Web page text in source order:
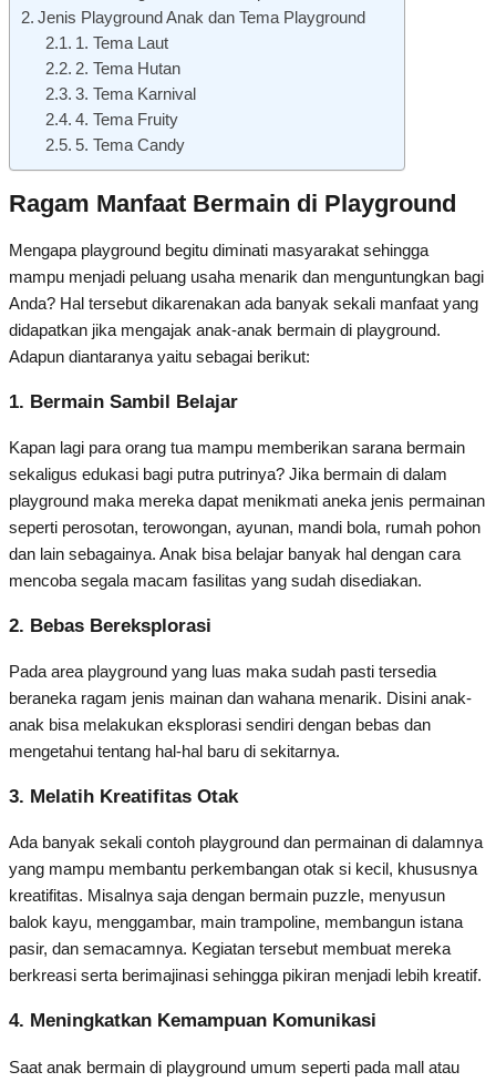
Jenis Playground Anak dan Tema Playground
1. Tema Laut
2. Tema Hutan
3. Tema Karnival
4. Tema Fruity
5. Tema Candy
Ragam Manfaat Bermain di Playground
Mengapa playground begitu diminati masyarakat sehingga
mampu menjadi peluang usaha menarik dan menguntungkan bagi
Anda? Hal tersebut dikarenakan ada banyak sekali manfaat yang
didapatkan jika mengajak anak-anak bermain di playground.
Adapun diantaranya yaitu sebagai berikut:
1. Bermain Sambil Belajar
Kapan lagi para orang tua mampu memberikan sarana bermain
sekaligus edukasi bagi putra putrinya? Jika bermain di dalam
playground maka mereka dapat menikmati aneka jenis permainan
seperti perosotan, terowongan, ayunan, mandi bola, rumah pohon
dan lain sebagainya. Anak bisa belajar banyak hal dengan cara
mencoba segala macam fasilitas yang sudah disediakan.
2. Bebas Bereksplorasi
Pada area playground yang luas maka sudah pasti tersedia
beraneka ragam jenis mainan dan wahana menarik. Disini anak-
anak bisa melakukan eksplorasi sendiri dengan bebas dan
mengetahui tentang hal-hal baru di sekitarnya.
3. Melatih Kreatifitas Otak
Ada banyak sekali contoh playground dan permainan di dalamnya
yang mampu membantu perkembangan otak si kecil, khususnya
kreatifitas. Misalnya saja dengan bermain puzzle, menyusun
balok kayu, menggambar, main trampoline, membangun istana
pasir, dan semacamnya. Kegiatan tersebut membuat mereka
berkreasi serta berimajinasi sehingga pikiran menjadi lebih kreatif.
4. Meningkatkan Kemampuan Komunikasi
Saat anak bermain di playground umum seperti pada mall atau